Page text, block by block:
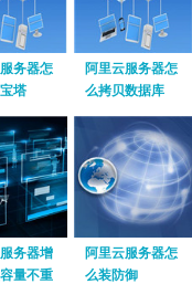
务器怎
塔
阿里云服务器怎
么拷贝数据库
务器增
量不重
阿里云服务器怎
么装防御